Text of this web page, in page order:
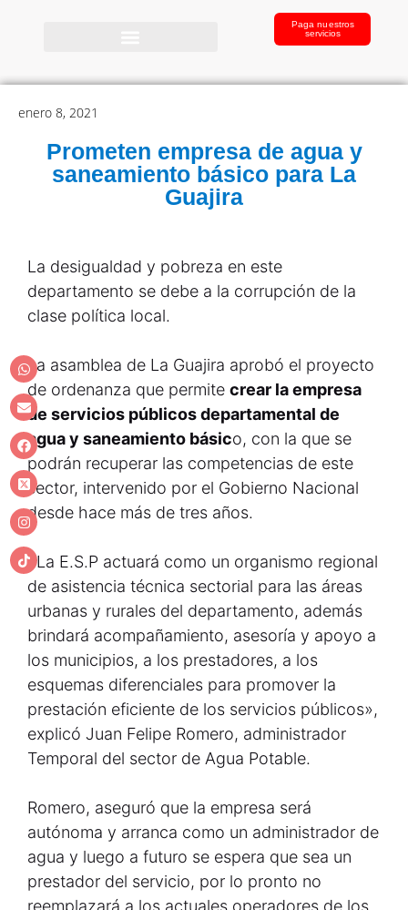
Paga nuestros
servicios
enero 8, 2021
Prometen empresa de agua y
saneamiento básico para La
Guajira
La desigualdad y pobreza en este
departamento se debe a la corrupción de la
clase política local.
La asamblea de La Guajira aprobó el proyecto
de ordenanza que permite crear la empresa
de servicios públicos departamental de
agua y saneamiento básico, con la que se
podrán recuperar las competencias de este
sector, intervenido por el Gobierno Nacional
desde hace más de tres años.
«La E.S.P actuará como un organismo regional
de asistencia técnica sectorial para las áreas
urbanas y rurales del departamento, además
brindará acompañamiento, asesoría y apoyo a
los municipios, a los prestadores, a los
esquemas diferenciales para promover la
prestación eficiente de los servicios públicos»,
explicó Juan Felipe Romero, administrador
Temporal del sector de Agua Potable.
Romero, aseguró que la empresa será
autónoma y arranca como un administrador de
agua y luego a futuro se espera que sea un
prestador del servicio, por lo pronto no
reemplazará a los actuales operadores de los